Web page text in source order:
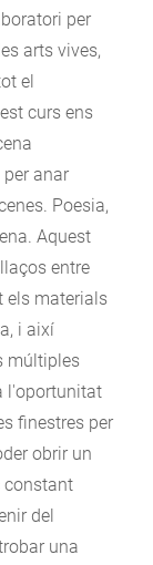
per
arts vives,
el
curs ens
per anar
Poesia,
Aquest
entre
els materials
i així
múltiples
l'oportunitat
finestres per
obrir un
constant
del
una